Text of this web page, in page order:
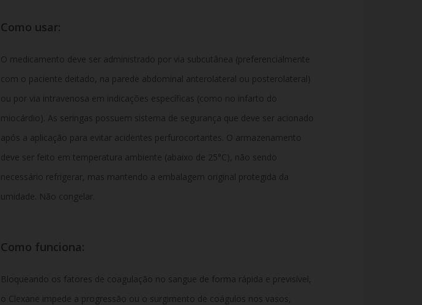
Como usar:
O medicamento deve ser administrado por via subcutânea (preferencialmente
com o paciente deitado, na parede abdominal anterolateral ou posterolateral)
ou por via intravenosa em indicações específicas (como no infarto do
miocárdio). As seringas possuem sistema de segurança que deve ser acionado
após a aplicação para evitar acidentes perfurocortantes. O armazenamento
deve ser feito em temperatura ambiente (abaixo de 25°C), não sendo
necessário refrigerar, mas mantendo a embalagem original protegida da
umidade. Não congelar.
Como funciona:
Bloqueando os fatores de coagulação no sangue de forma rápida e previsível,
o Clexane impede a progressão ou o surgimento de coágulos nos vasos,